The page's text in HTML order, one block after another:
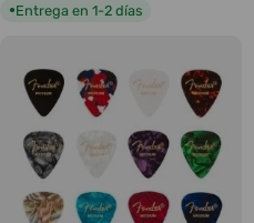
●Entrega en 1-2 días